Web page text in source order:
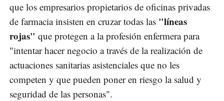
que los empresarios propietarios de oficinas privadas
de farmacia insisten en cruzar todas las "líneas
rojas" que protegen a la profesión enfermera para
"intentar hacer negocio a través de la realización de
actuaciones sanitarias asistenciales que no les
competen y que pueden poner en riesgo la salud y
seguridad de las personas".